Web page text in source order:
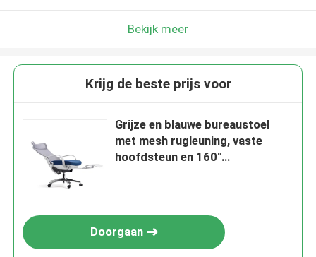
Bekijk meer
Krijg de beste prijs voor
Grijze en blauwe bureaustoel
met mesh rugleuning, vaste
hoofdsteun en 160°
Doorgaan